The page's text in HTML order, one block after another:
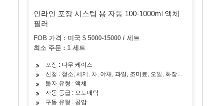
인라인 포장 시스템 용 자동 100-1000ml 액체
필러
FOB 가격 : 미국 $ 5000-15000 / 세트
최소 주문 : 1 세트
포장 : 나무 케이스
신청 : 청소, 세제, 차, 야채, 과일, 조미료, 오일, 화장품, 스킨 케어
물자 유형 : 액체
자동 등급 : 오토매틱
구동 유형 : 공압